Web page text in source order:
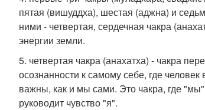
пятая (вишуддха), шестая (аджна) и
ними - четвертая, сердечная чакра
энергии земли.
5. четвертая чакра (анахатха) - чакра
осознанности к самому себе, где
важны, как и мы сами. Это чакра, где "мы"
руководит чувство "я".